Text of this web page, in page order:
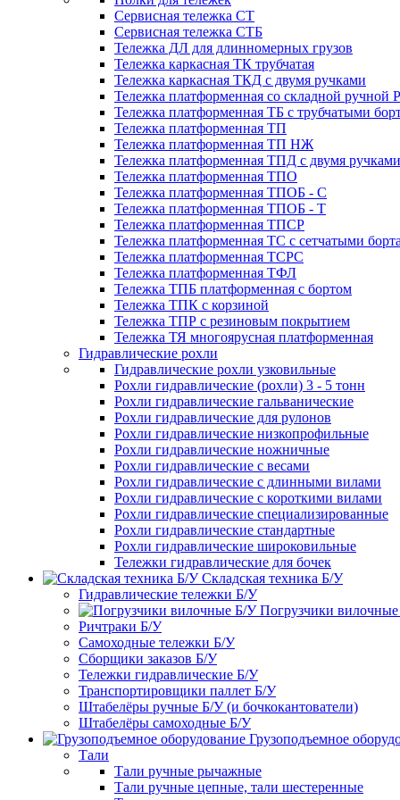
Сервисная тележка СТ
Сервисная тележка СТБ
Тележка ДЛ для длинномерных грузов
Тележка каркасная ТК трубчатая
Тележка каркасная ТКД с двумя ручками
Тележка платформенная со складной ручной
Тележка платформенная ТБ с трубчатыми
Тележка платформенная ТП
Тележка платформенная ТП НЖ
Тележка платформенная ТПД с двумя ручками
Тележка платформенная ТПО
Тележка платформенная ТПОБ - С
Тележка платформенная ТПОБ - Т
Тележка платформенная ТПСР
Тележка платформенная ТС с сетчатыми
Тележка платформенная ТСРС
Тележка платформенная ТФЛ
Тележка ТПБ платформенная с бортом
Тележка ТПК с корзиной
Тележка ТПР с резиновым покрытием
Тележка ТЯ многоярусная платформенная
Гидравлические рохли
Гидравлические рохли узковильные
Рохли гидравлические (рохли) 3 - 5 тонн
Рохли гидравлические гальванические
Рохли гидравлические для рулонов
Рохли гидравлические низкопрофильные
Рохли гидравлические ножничные
Рохли гидравлические с весами
Рохли гидравлические с длинными вилами
Рохли гидравлические с короткими вилами
Рохли гидравлические специализированные
Рохли гидравлические стандартные
Рохли гидравлические широковильные
Тележки гидравлические для бочек
Складская техника Б/У
Гидравлические тележки Б/У
Погрузчики
Ричтраки Б/У
Самоходные тележки Б/У
Сборщики заказов Б/У
Тележки гидравлические Б/У
Транспортировщики паллет Б/У
Штабелёры ручные Б/У (и бочкокантователи)
Штабелёры самоходные Б/У
Грузоподъемное
Тали
Тали ручные рычажные
Тали ручные цепные, тали шестеренные